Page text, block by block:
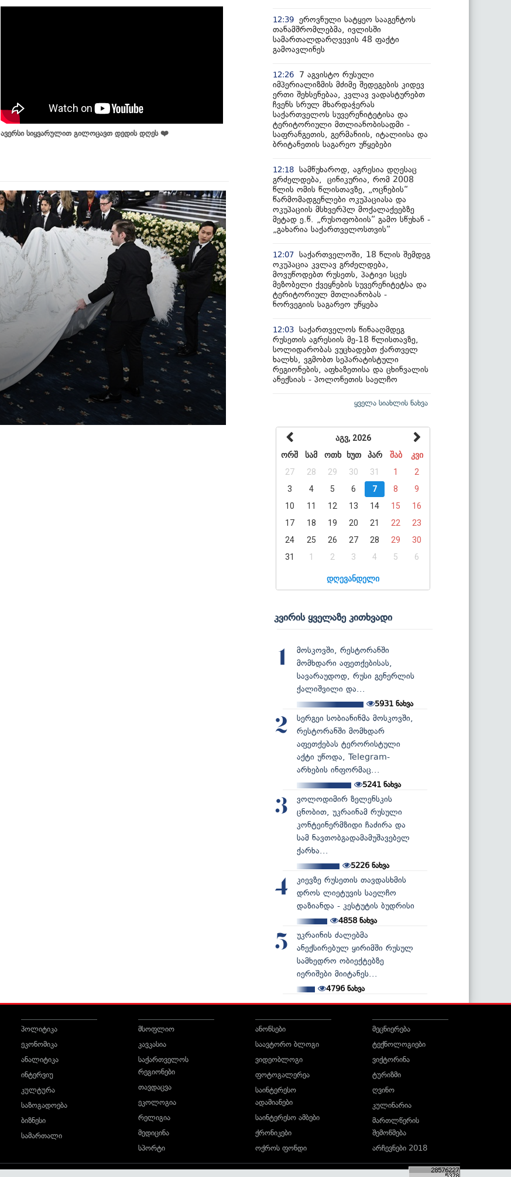
ავერსი სიყვარულით გილოცავთ დედის დღეს ❤️
12:39 ეროვნული სატყეო სააგენტოს
თანამშრომლებმა, ივლისში
სამართალდარღვევის 48 ფაქტი
გამოავლინეს
12:26
7 აგვისტო რუსული
იმპერიალიზმის მძიმე შედეგების კიდევ
ერთი შეხსენებაა, კვლავ ვადასტურებთ
ჩვენს სრულ მხარდაჭერას
საქართველოს სუვერენიტეტისა და
ტერიტორიული მთლიანობისადმი -
საფრანგეთის, გერმანიის, იტალიისა და
ბრიტანეთის საგარეო უწყებები
12:18 სამწუხაროდ, აგრესია დღესაც
გრძელდება, ცინიკურია, რომ 2008
წლის ომის წლისთავზე, „ოცნების“
წარმომადგენლები ოკუპაციასა და
ოკუპაციის მსხვერპლ მოქალაქეებზე
მეტად ე.წ. „რუსოფობიის“ გამო სწუხან -
„გახარია საქართველოსთვის“
12:07 საქართველოში, 18 წლის შემდეგ
ოკუპაცია კვლავ გრძელდება,
მოვუწოდებთ რუსეთს, პატივი სცეს
მეზობელი ქვეყნების სუვერენიტეტსა და
ტერიტორიულ მთლიანობას -
ნორვეგიის საგარეო უწყება
12:03 საქართველოს წინააღმდეგ
რუსეთის აგრესიის მე-18 წლისთავზე,
სოლიდარობას ვუცხადებთ ქართველ
ხალხს, ვგმობთ სეპარატისტული
რეგიონების, აფხაზეთისა და ცხინვალის
ანექსიას - პოლონეთის საელჩო
ყველა სიახლის ნახვა
აგვ, 2026
ორშ
სამ ოთხ ხუთ პარ შაბ
კვი
27
28 29 30 31 1
2
3
4 5 6 7 8
9
10
11 12 13 14 15
16
17
18 19 20 21 22
23
24
25 26 27 28 29
30
31
1 2 3 4 5 6
დღევანდელი
კვირის ყველაზე კითხვადი
1
მოსკოვში, რესტორანში
მომხდარი აფეთქებისას,
სავარაუდოდ, რუსი გენერლის
ქალიშვილი და...
5931 ნახვა
2
სერგეი სობიანინმა მოსკოვში,
რესტორანში მომხდარ
აფეთქებას ტერორისტული
აქტი უწოდა, Telegram-
არხების ინფორმაც...
5241 ნახვა
3
ვოლოდიმირ ზელენსკის
ცნობით, უკრაინამ რუსული
კონტეინერმზიდი ჩაძირა და
სამ ნავთობგადამამუშავებელ
ქარხა...
5226ნახვა
4
კიევზე რუსეთის თავდასხმის
დროს ლიეტუვის საელჩო
დაზიანდა - კესტუტის ბუდრისი
4858ნახვა
5
უკრაინის ძალებმა
ანექსირებულ ყირიმში რუსულ
სამხედრო ობიექტებზე
იერიშები მიიტანეს...
4796ნახვა
პოლიტიკა
ეკონომიკა
ანალიტიკა
ინტერვიუ
კულტურა
საზოგადოება
ბიზნესი
სამართალი
მსოფლიო
კავკასია
საქართველოს
რეგიონები
თავდაცვა
ეკოლოგია
რელიგია
მედიცინა
სპორტი
ანონსები
საავტორო ბლოგი
ვიდეობლოგი
ფოტოგალერეა
საინტერესო
ადამიანები
საინტერესო ამბები
ქრონიკები
ოქროს ფონდი
მეცნიერება
ტექნოლოგიები
ვიქტორინა
ტურიზმი
ღვინო
კულინარია
მართლწერის
შემოწმება
არჩევნები 2018